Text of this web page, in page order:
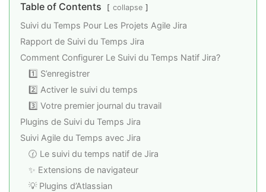
Table of Contents collapse
Suivi du Temps Pour Les Projets Agile Jira
Rapport de Suivi du Temps Jira
Comment Configurer Le Suivi du Temps Natif Jira?
1️⃣ S’enregistrer
2️⃣ Activer le suivi du temps
3️⃣ Votre premier journal du travail
Plugins de Suivi du Temps Jira
Suivi Agile du Temps avec Jira
🕜 Le suivi du temps natif de Jira
✨ Extensions de navigateur
💡 Plugins d’Atlassian